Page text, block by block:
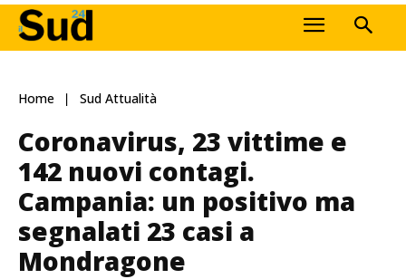
Home Sud Attualità
Coronavirus, 23 vittime e
142 nuovi contagi.
Campania: un positivo ma
segnalati 23 casi a
Mondragone